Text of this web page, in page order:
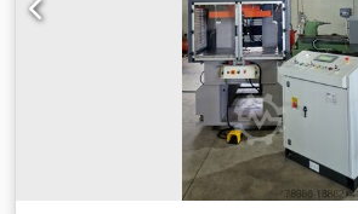
Actuele UVV-keuring en remtijdmeting
hand-inlegwerkzaamheden Tegen
machine als volgt uitrusten: -
met lichtscherm / standbedrijf, echter
met nieuwe, vrijstaande schakelkast met
veiligheidbesturing en touchscreen -
op aparte zuil Dcedpot Eix Rsfx Aa Djk